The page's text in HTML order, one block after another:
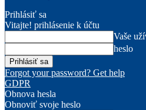
Prihlásiť sa
Vitajte! prihlásenie k účtu
Vaše
heslo
Forgot your password? Get help
GDPR
Obnova hesla
Obnoviť svoje heslo